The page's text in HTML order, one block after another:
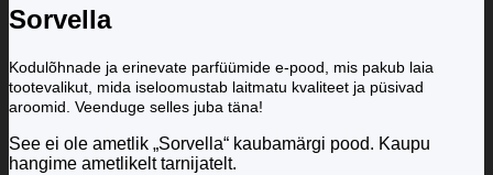
Sorvella
Kodulõhnade ja erinevate parfüümide e-pood, mis pakub laia
tootevalikut, mida iseloomustab laitmatu kvaliteet ja püsivad
aroomid. Veenduge selles juba täna!
See ei ole ametlik „Sorvella“ kaubamärgi pood. Kaupu
hangime ametlikelt tarnijatelt.